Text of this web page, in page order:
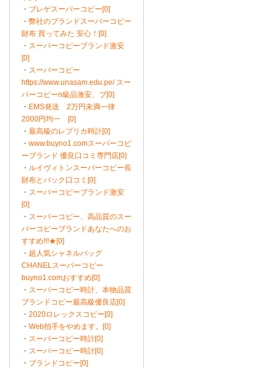
・ ブレゲスーパーコピー[0]
・ 弊社のブランドスーパーコピー
財布 買ってみた 安心！[0]
・ スーパーコピーブランド激安
[0]
・ スーパーコピー
https://www.unasam.edu.pe/ スー
パーコピーn級品激安、ブ[0]
・ EMS発送 2万円未満一律
2000円均一 [0]
・ 最高級のレプリカ時計[0]
・ www.buyno1.comスーパーコピ
ーブランド 優良口コミ専門店[0]
・ ルイヴィトンスーパーコピー長
財布とバック口コミ[0]
・ スーパーコピーブランド激安
[0]
・ スーパーコピー、高品質のスー
パーコピーブランドあなたへのお
すすめ!!!★[0]
・ 超人気シャネルバッグ
CHANELスーパーコピー
buyno1.comおすすめ[0]
・ スーパーコピー時計、本物品質
ブランドコピー最高級優良店[0]
・ 2020ロレックスコピー[0]
・ Web拍手をやめます。[0]
・ スーパーコピー時計[0]
・ スーパーコピー時計[0]
・ ブランドコピー[0]